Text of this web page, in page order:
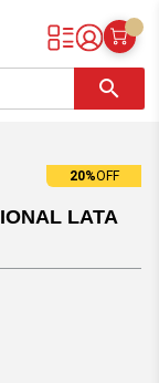
search
20%OFF
LATA